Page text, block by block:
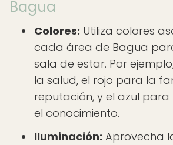
Bagua
Colores: Utiliza colores
cada área de Bagua
sala de estar. Por
la salud, el rojo para la
reputación, y el azul
el conocimiento.
Iluminación: Aprovecha